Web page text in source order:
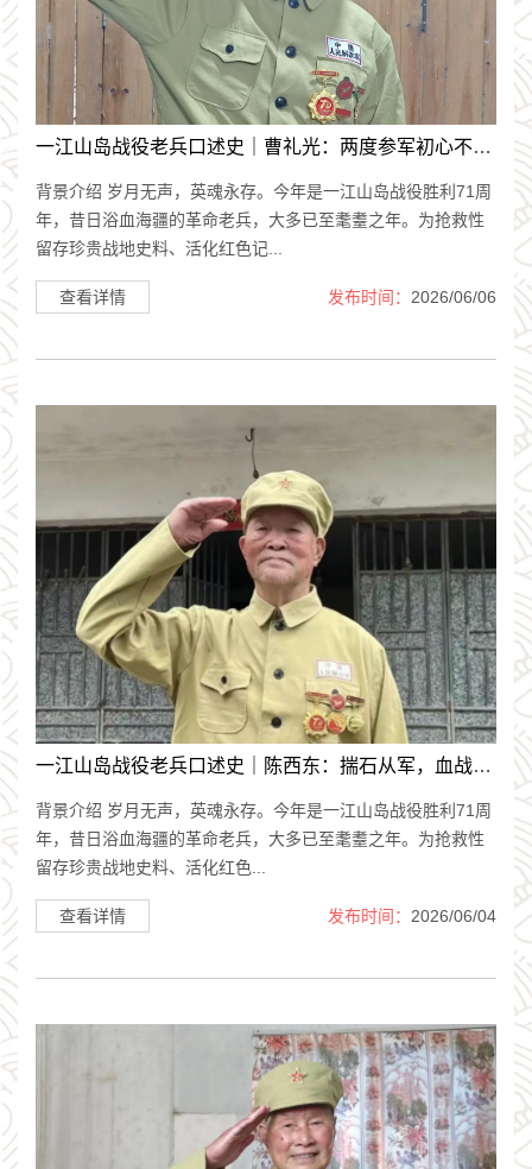
一江山岛战役老兵口述史｜曹礼光：两度参军初心不改，潜伏侦察屡..
背景介绍 岁月无声，英魂永存。今年是一江山岛战役胜利71周
年，昔日浴血海疆的革命老兵，大多已至耄耋之年。为抢救性
留存珍贵战地史料、活化红色记...
查看详情 发布时间： 2026/06/06
一江山岛战役老兵口述史｜陈西东：揣石从军，血战一江
背景介绍 岁月无声，英魂永存。今年是一江山岛战役胜利71周
年，昔日浴血海疆的革命老兵，大多已至耄耋之年。为抢救性
留存珍贵战地史料、活化红色...
查看详情 发布时间： 2026/06/04